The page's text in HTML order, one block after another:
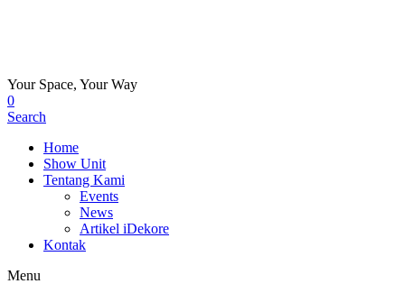
Your Space, Your Way
0
Search
Home
Show Unit
Tentang Kami
Events
News
Artikel iDekore
Kontak
Menu